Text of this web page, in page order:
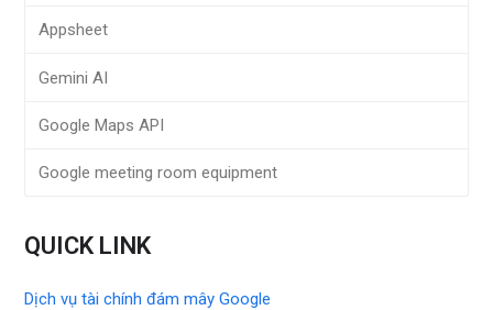
Appsheet
Gemini AI
Google Maps API
Google meeting room equipment
QUICK LINK
Dịch vụ tài chính đám mây Google